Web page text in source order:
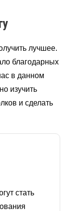
лучшее.
благодарных
в данном
изучить
и сделать
стать